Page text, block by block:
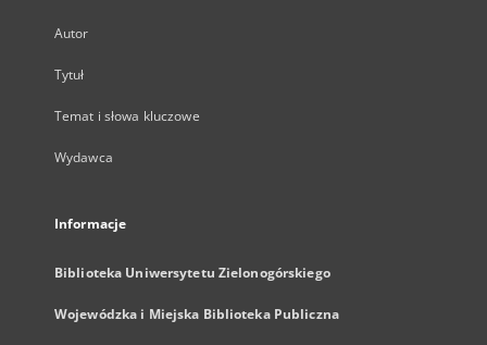
Autor
Tytuł
Temat i słowa kluczowe
Wydawca
Informacje
Biblioteka Uniwersytetu Zielonogórskiego
Wojewódzka i Miejska Biblioteka Publiczna